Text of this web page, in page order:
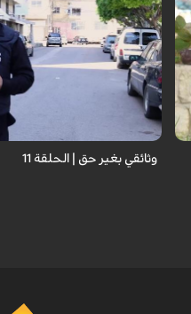
وثائقي بغير حق | الحلقة 11